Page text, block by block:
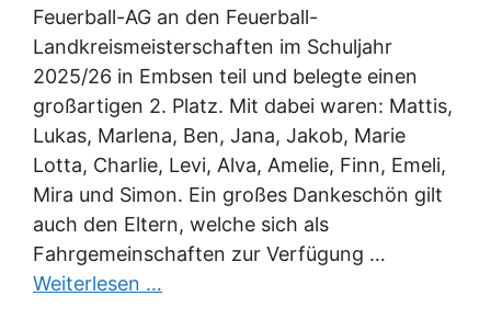
Feuerball-AG an den Feuerball-
Landkreismeisterschaften im Schuljahr
2025/26 in Embsen teil und belegte einen
großartigen 2. Platz. Mit dabei waren: Mattis,
Lukas, Marlena, Ben, Jana, Jakob, Marie
Lotta, Charlie, Levi, Alva, Amelie, Finn, Emeli,
Mira und Simon. Ein großes Dankeschön gilt
auch den Eltern, welche sich als
Fahrgemeinschaften zur Verfügung …
Weiterlesen …